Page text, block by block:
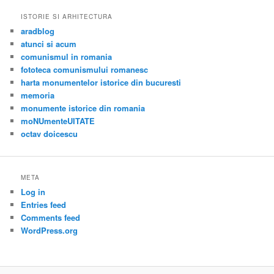
ISTORIE SI ARHITECTURA
aradblog
atunci si acum
comunismul in romania
fototeca comunismului romanesc
harta monumentelor istorice din bucuresti
memoria
monumente istorice din romania
moNUmenteUITATE
octav doicescu
META
Log in
Entries feed
Comments feed
WordPress.org